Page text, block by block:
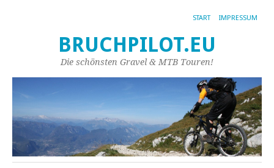
START IMPRESSUM
BRUCHPILOT.EU
Die schönsten Gravel & MTB Touren!